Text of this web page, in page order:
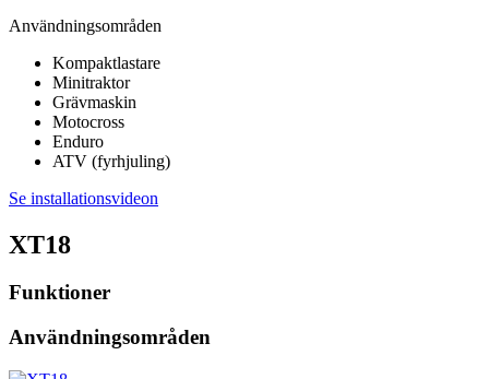
Användningsområden
Kompaktlastare
Minitraktor
Grävmaskin
Motocross
Enduro
ATV (fyrhjuling)
Se installationsvideon
XT18
Funktioner
Användningsområden